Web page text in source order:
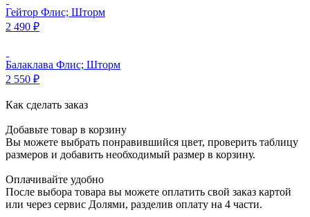
Гейтор Флис; Шторм
2 490 ₽
Балаклава Флис; Шторм
2 550 ₽
Как сделать заказ
Добавьте товар в корзину
Вы можете выбрать понравившийся цвет, проверить таблицу
размеров и добавить необходимый размер в корзину.
Оплачивайте удобно
После выбора товара вы можете оплатить свой заказ картой
или через сервис Долями, разделив оплату на 4 части.